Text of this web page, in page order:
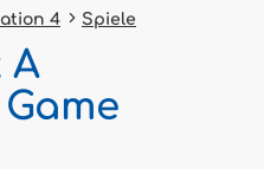
4 Spiele
A